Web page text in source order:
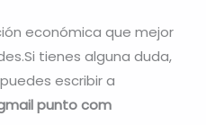
económica que mejor
tienes alguna duda,
escribir a
punto com